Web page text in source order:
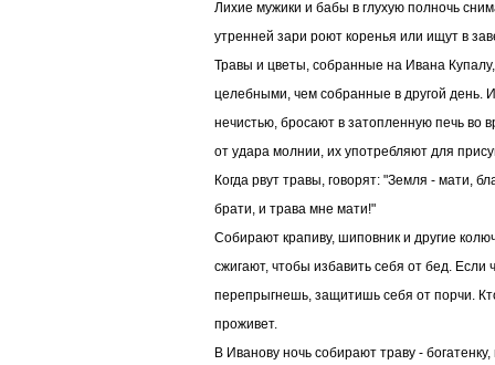
Лихие мужики и бабы в глухую полночь
утренней зари роют коренья или ищут в
Травы и цветы, собранные на Ивана
целебными, чем собранные в другой день.
нечистью, бросают в затопленную печь во
от удара молнии, их употребляют для
Когда рвут травы, говорят: "Земля - мати,
брати, и трава мне мати!"
Собирают крапиву, шиповник и другие
сжигают, чтобы избавить себя от бед. Если
перепрыгнешь, защитишь себя от порчи.
проживет.
В Иванову ночь собирают траву -